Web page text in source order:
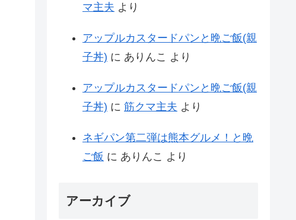
マ主夫 より
アップルカスタードパンと晩ご飯(親
子丼) に ありんこ より
アップルカスタードパンと晩ご飯(親
子丼) に 筋クマ主夫 より
ネギパン第二弾は熊本グルメ！と晩
ご飯 に ありんこ より
アーカイブ